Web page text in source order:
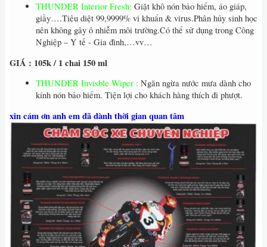
THUNDER Interior Fresh: Giặt khô nón bảo hiểm, áo giáp,
giầy….Tiêu diệt 99,9999% vi khuẩn & virus.Phân hủy sinh học
nên không gây ô nhiễm môi trường.Có thể sử dụng trong Công
Nghiệp – Y tế - Gia đình,…vv…
GIÁ : 105k / 1 chai 150 ml
THUNDER Invisble Wiper : Ngăn ngừa nước mưa dành cho
kính nón bảo hiểm. Tiện lợi cho khách hàng thích đi phượt.
xin cám ơn anh em đã dành thời gian quan tâm